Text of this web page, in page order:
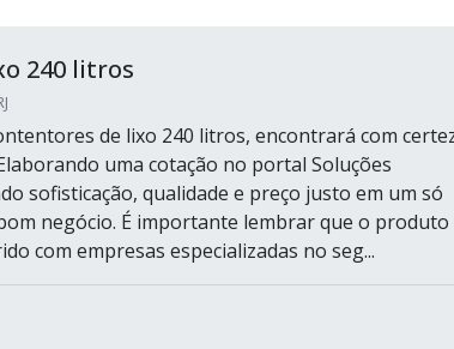
240 litros
de lixo 240 litros, encontrará com
uma cotação no portal Soluções
sofisticação, qualidade e preço justo em um só
negócio. É importante lembrar que o produto
com empresas especializadas no seg...